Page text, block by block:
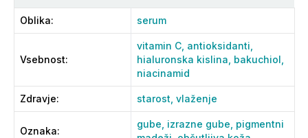
Oblika: serum
Vsebnost:
vitamin C, antioksidanti,
hialuronska kislina, bakuchiol,
niacinamid
Zdravje: starost, vlaženje
Oznaka:
gube, izrazne gube, pigmentni